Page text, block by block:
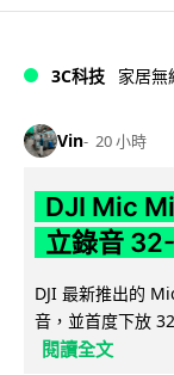
3C科技 家居無
Vin 20 小時
DJI Mic
立錄音
DJI 最新推出的
音，並首度下放
閱讀全文